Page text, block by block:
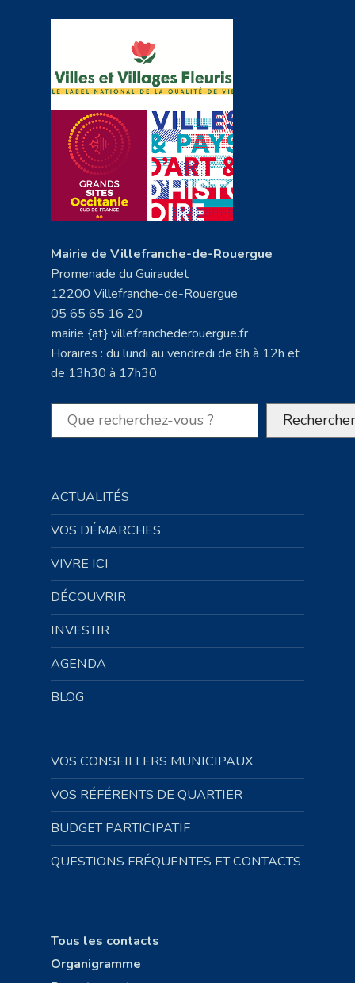
Mairie de Villefranche-de-Rouergue
Promenade du Guiraudet
12200 Villefranche-de-Rouergue
05 65 65 16 20
mairie {at} villefranchederouergue.fr
Horaires : du lundi au vendredi de 8h à 12h et
de 13h30 à 17h30
Rechercher Rechercher
ACTUALITÉS
VOS DÉMARCHES
VIVRE ICI
DÉCOUVRIR
INVESTIR
AGENDA
BLOG
VOS CONSEILLERS MUNICIPAUX
VOS RÉFÉRENTS DE QUARTIER
BUDGET PARTICIPATIF
QUESTIONS FRÉQUENTES ET CONTACTS
Tous les contacts
Organigramme